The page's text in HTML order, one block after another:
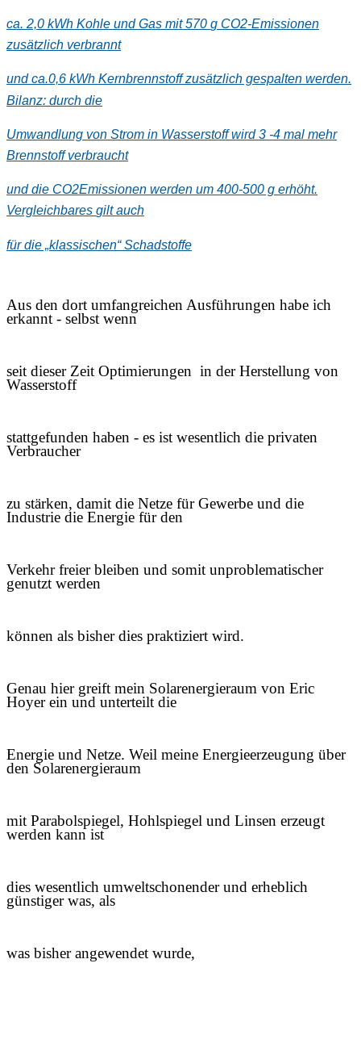
ca. 2,0 kWh Kohle und Gas mit 570 g CO2-Emissionen
zusätzlich verbrannt
und ca.0,6 kWh Kernbrennstoff zusätzlich gespalten werden.
Bilanz: durch die
Umwandlung von Strom in Wasserstoff wird 3 -4 mal mehr
Brennstoff verbraucht
und die CO2Emissionen werden um 400-500 g erhöht.
Vergleichbares gilt auch
für die „klassischen“ Schadstoffe
Aus den dort umfangreichen Ausführungen habe ich
erkannt - selbst wenn
seit dieser Zeit Optimierungen in der Herstellung von
Wasserstoff
stattgefunden haben - es ist wesentlich die privaten
Verbraucher
zu stärken, damit die Netze für Gewerbe und die
Industrie die Energie für den
Verkehr freier bleiben und somit unproblematischer
genutzt werden
können als bisher dies praktiziert wird.
Genau hier greift mein Solarenergieraum von Eric
Hoyer ein und unterteilt die
Energie und Netze. Weil meine Energieerzeugung über
den Solarenergieraum
mit Parabolspiegel, Hohlspiegel und Linsen erzeugt
werden kann ist
dies wesentlich umweltschonender und erheblich
günstiger was, als
was bisher angewendet wurde,